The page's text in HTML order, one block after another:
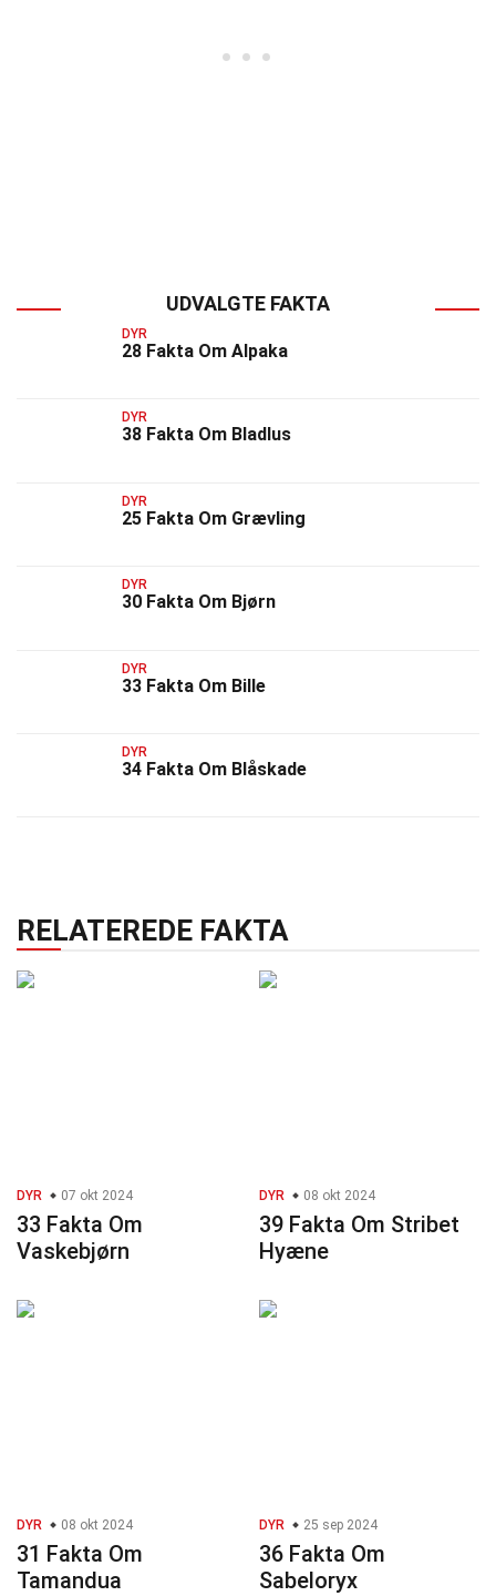
UDVALGTE FAKTA
DYR
28 Fakta Om Alpaka
DYR
38 Fakta Om Bladlus
DYR
25 Fakta Om Grævling
DYR
30 Fakta Om Bjørn
DYR
33 Fakta Om Bille
DYR
34 Fakta Om Blåskade
RELATEREDE FAKTA
DYR 07 okt 2024
33 Fakta Om
Vaskebjørn
DYR 08 okt 2024
39 Fakta Om Stribet
Hyæne
DYR 08 okt 2024
31 Fakta Om
Tamandua
DYR 25 sep 2024
36 Fakta Om
Sabeloryx